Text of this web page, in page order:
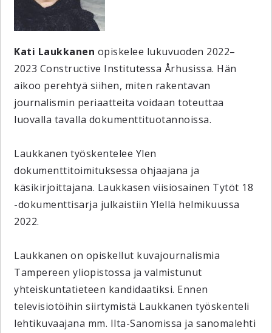
Kati Laukkanen opiskelee lukuvuoden 2022–
2023 Constructive Institutessa Århusissa. Hän
aikoo perehtyä siihen, miten rakentavan
journalismin periaatteita voidaan toteuttaa
luovalla tavalla dokumenttituotannoissa.
Laukkanen työskentelee Ylen
dokumenttitoimituksessa ohjaajana ja
käsikirjoittajana. Laukkasen viisiosainen Tytöt 18
-dokumenttisarja julkaistiin Ylellä helmikuussa
2022.
Laukkanen on opiskellut kuvajournalismia
Tampereen yliopistossa ja valmistunut
yhteiskuntatieteen kandidaatiksi. Ennen
televisiotöihin siirtymistä Laukkanen työskenteli
lehtikuvaajana mm. Ilta-Sanomissa ja sanomalehti